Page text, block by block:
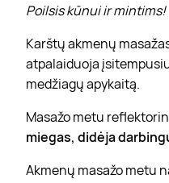
Poilsis kūnui ir mintims!
Karštų akmenų
atpalaiduoja
medžiagų apykaitą.
Masažo metu
miegas, didėja
Akmenų masažo metu